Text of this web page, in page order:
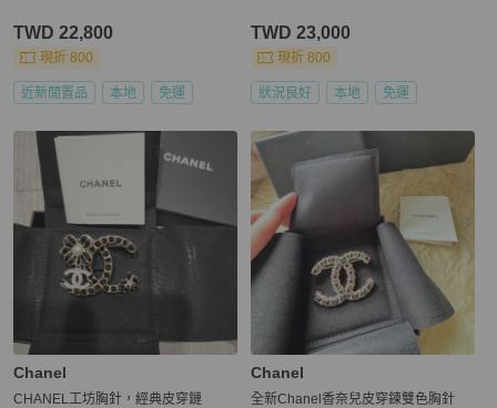
TWD 22,800
現折 800
近新閒置品 本地 免運
TWD 23,000
現折 800
狀況良好 本地 免運
Chanel
CHANEL工坊胸針，經典皮穿鏈
Chanel
全新Chanel香奈兒皮穿鍊雙色胸針